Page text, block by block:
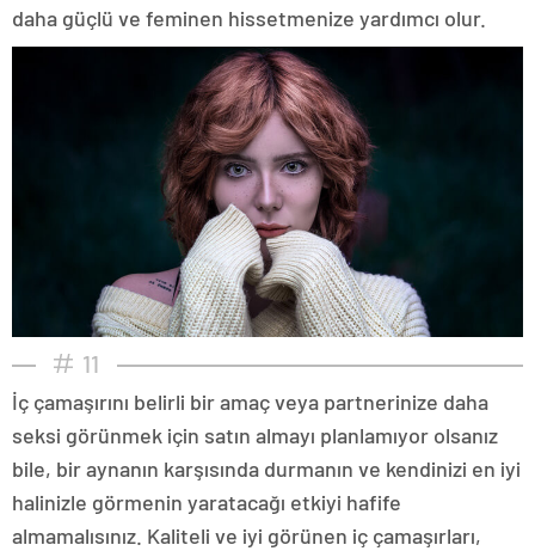
daha güçlü ve feminen hissetmenize yardımcı olur.
11
İç çamaşırını belirli bir amaç veya partnerinize daha
seksi görünmek için satın almayı planlamıyor olsanız
bile, bir aynanın karşısında durmanın ve kendinizi en iyi
halinizle görmenin yaratacağı etkiyi hafife
almamalısınız. Kaliteli ve iyi görünen iç çamaşırları,